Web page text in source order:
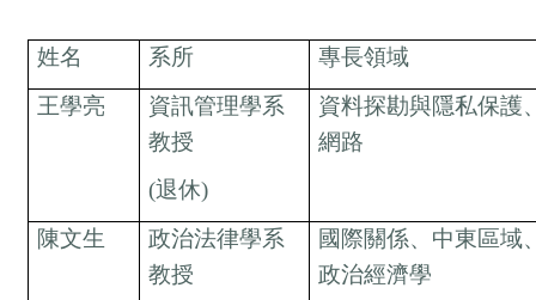
姓名 系所
專長領域
王學亮
資訊管理學系
教授
(退休)
資料探勘與隱私保護
網路
陳文生
政治法律學系
教授
國際關係、中東區域
政治經濟學